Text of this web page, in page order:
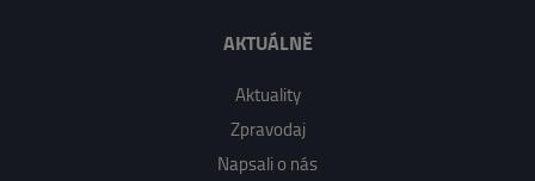
AKTUÁLNĚ
Aktuality
Zpravodaj
Napsali o nás